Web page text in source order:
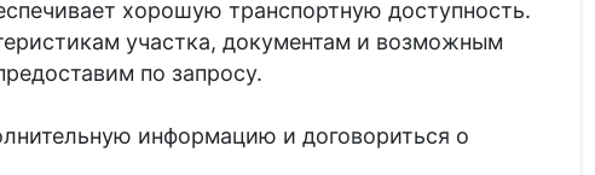
хорошую транспортную доступность.
участка, документам и возможным
по запросу.
информацию и договориться о